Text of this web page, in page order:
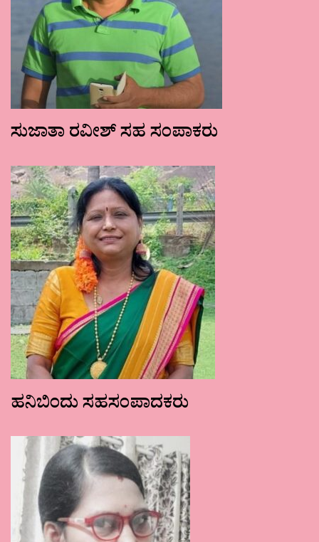
ಸುಜಾತಾ ರವೀಶ್ ಸಹ ಸಂಪಾಕರು
ಹನಿಬಿಂದು ಸಹಸಂಪಾದಕರು